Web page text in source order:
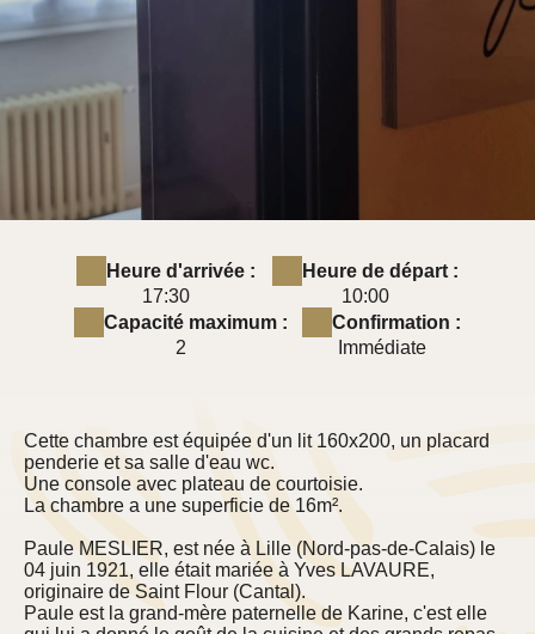
Heure d'arrivée :
17:30
Heure de départ :
10:00
Capacité maximum :
2
Confirmation :
Immédiate
Cette chambre est équipée d'un lit 160x200, un placard
penderie et sa salle d'eau wc.
Une console avec plateau de courtoisie.
La chambre a une superficie de 16m².
Paule MESLIER, est née à Lille (Nord-pas-de-Calais) le
04 juin 1921, elle était mariée à Yves LAVAURE,
originaire de Saint Flour (Cantal).
Paule est la grand-mère paternelle de Karine, c'est elle